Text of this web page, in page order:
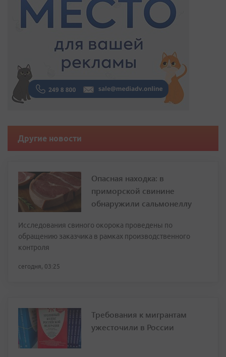
Другие новости
Опасная находка: в
приморской свинине
обнаружили сальмонеллу
Исследования свиного окорока проведены по
обращению заказчика в рамках производственного
контроля
сегодня, 03:25
Требования к мигрантам
ужесточили в России